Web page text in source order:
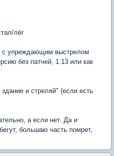
лёг
с упреждающим выстрелом
без патчей, 1.13 или как
и стреляй" (если есть
а если нет. Да и
большаю часть помрет,